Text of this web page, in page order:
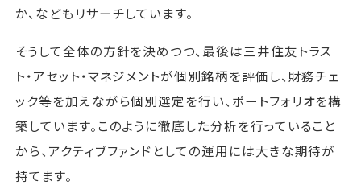
か、などもリサーチしています。
そうして全体の方針を決めつつ、最後は三井住友トラス
ト・アセット・マネジメントが個別銘柄を評価し、財務チェ
ック等を加えながら個別選定を行い、ポートフォリオを構
築しています。このように徹底した分析を行っていること
から、アクティブファンドとしての運用には大きな期待が
持てます。